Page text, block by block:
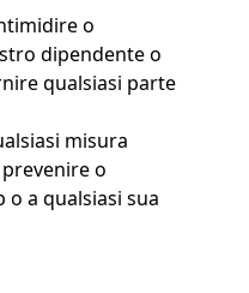
o
dipendente o
qualsiasi parte
misura
o
o a qualsiasi sua